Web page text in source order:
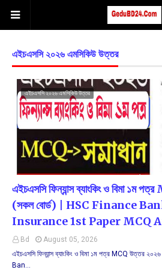
এইচএসসি ২০২৬ এমসিকিউ উত্তর
এইচএসসি ২০২৬ এমসিকিউ উত্তর
এইচএসসি ফিন্যান্স ব্যাংকিং ও বিমা ১ম
(সকল বোর্ড) | HSC Finance
Insurance 1st Paper MCQ
Bd
August 05, 2026
এইচএসসি ফিন্যান্স ব্যাংকিং ও বিমা ১ম পত্র MCQ উত্তর
Ban…